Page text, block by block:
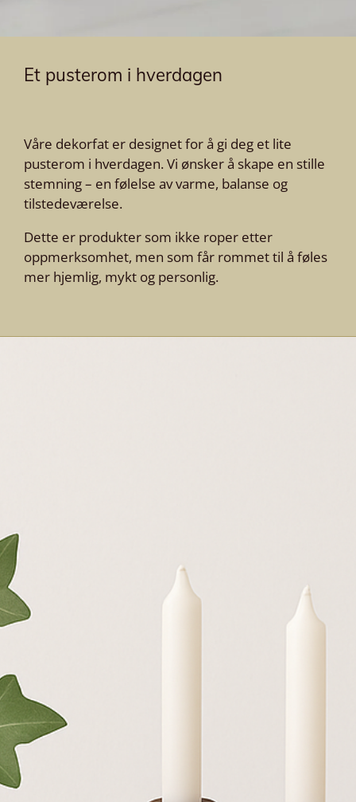
Et pusterom i hverdagen
Våre dekorfat er designet for å gi deg et lite
pusterom i hverdagen. Vi ønsker å skape en stille
stemning – en følelse av varme, balanse og
tilstedeværelse.
Dette er produkter som ikke roper etter
oppmerksomhet, men som får rommet til å føles
mer hjemlig, mykt og personlig.